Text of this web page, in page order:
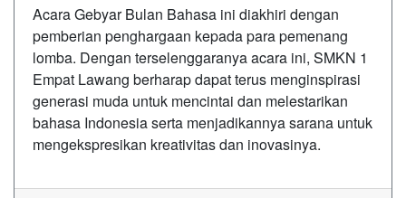
Acara Gebyar Bulan Bahasa ini diakhiri dengan
pemberian penghargaan kepada para pemenang
lomba. Dengan terselenggaranya acara ini, SMKN 1
Empat Lawang berharap dapat terus menginspirasi
generasi muda untuk mencintai dan melestarikan
bahasa Indonesia serta menjadikannya sarana untuk
mengekspresikan kreativitas dan inovasinya.